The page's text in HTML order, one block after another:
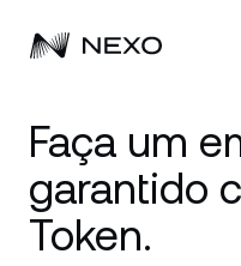
Compre ativos
Flexible Savings
Corporativo
Conta corporativa
Mercados
Faça um
garantido
Token.